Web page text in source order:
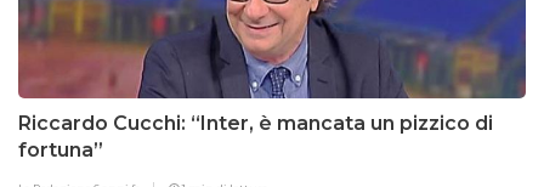
Riccardo Cucchi: “Inter, è mancata un pizzico di
fortuna”